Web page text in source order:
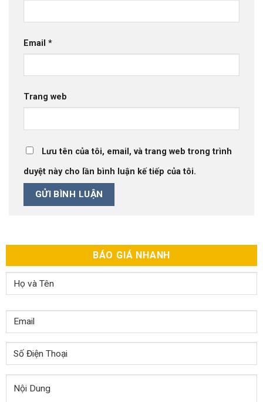
Email *
Trang web
Lưu tên của tôi, email, và trang web trong trình
duyệt này cho lần bình luận kế tiếp của tôi.
BÁO GIÁ NHANH